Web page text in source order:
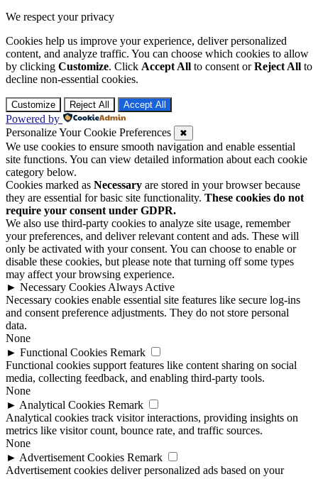
We respect your privacy
Cookies help us improve your experience, deliver personalized
content, and analyze traffic. You can choose which cookies to allow
by clicking Customize. Click Accept All to consent orReject All to
decline non-essential cookies.
Customize Reject All Accept All
Powered by
Personalize Your Cookie Preferences
✖
We use cookies to ensure smooth navigation and enable essential
site functions. You can view detailed information about each cookie
category below.
Cookies marked as Necessary are stored in your browser because
they are essential for basic site functionality. These cookies do not
require your consent under GDPR.
We also use third-party cookies to analyze site usage, remember
your preferences, and deliver relevant content and ads. These will
only be activated with your consent. You can choose to enable or
disable these cookies, but please note that turning off some types
may affect your browsing experience.
► Necessary Cookies Always Active
Necessary cookies enable essential site features like secure log-ins
and consent preference adjustments. They do not store personal
data.
None
► Functional Cookies Remark
Functional cookies support features like content sharing on social
media, collecting feedback, and enabling third-party tools.
None
► Analytical Cookies Remark
Analytical cookies track visitor interactions, providing insights on
metrics like visitor count, bounce rate, and traffic sources.
None
► Advertisement Cookies Remark
Advertisement cookies deliver personalized ads based on your